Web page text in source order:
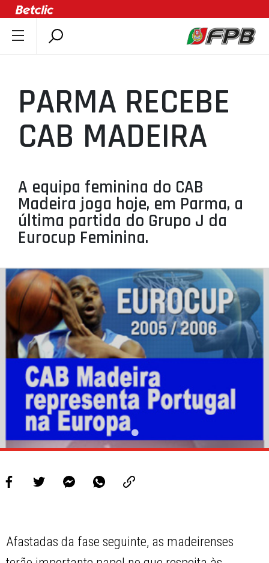
ÚLTIMAS
COMPETIÇÕES
ASSOCIAÇÕES
AGENTES
AGENDA
SELEÇÕES
MINIBASQUETE
ÁREA TÉCNICA
PROJETOS
LIGA BETCLIC MASCULINA
LIGA BETCLIC FEMININA
PARMA RECEBE
CAB MADEIRA
A equipa feminina do CAB
Madeira joga hoje, em Parma, a
última partida do Grupo J da
Eurocup Feminina.
Afastadas da fase seguinte, as madeirenses